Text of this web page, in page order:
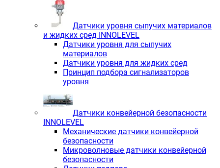
Датчики уровня сыпучих материалов
и жидких сред INNOLEVEL
Датчики уровня для сыпучих
материалов
Датчики уровня для жидких сред
Принцип подбора сигнализаторов
уровня
Датчики конвейерной безопасности
INNOLEVEL
Механические датчики конвейерной
безопасности
Микроволновые датчики конвейерной
безопасности